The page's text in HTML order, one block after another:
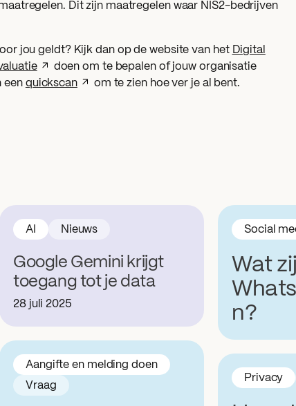
Dit zijn maatregelen waar NIS2-bedrijven
jou geldt? Kijk dan op de website van het Digital
doen om te bepalen of jouw organisatie
een quickscan om te zien hoe ver je al bent.
Google Gemini krijgt
toegang tot je data
AI Nieuws
28 juli 2025
Wat
n?
Social
Aangifte en melding doen
Vraag
Privacy